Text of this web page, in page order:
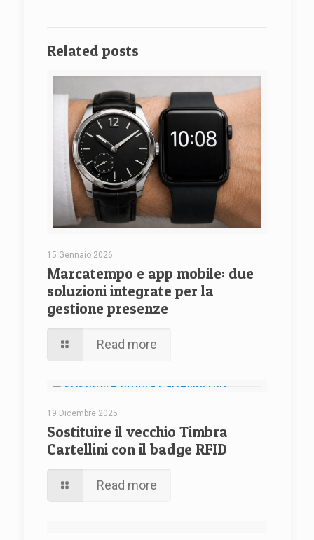
Related posts
15 Gennaio 2026
Marcatempo e app mobile: due
soluzioni integrate per la
gestione presenze
Read more
19 Dicembre 2025
Sostituire il vecchio Timbra
Cartellini con il badge RFID
Read more